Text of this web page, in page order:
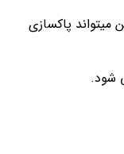
میتواند پاکسازی